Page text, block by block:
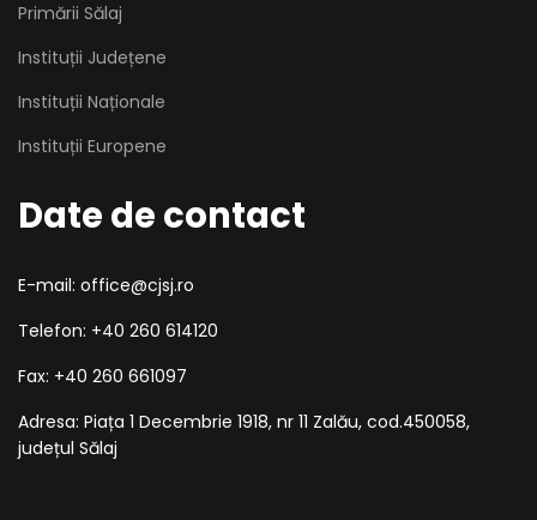
Primării Sălaj
Instituții Județene
Instituții Naționale
Instituții Europene
Date de contact
E-mail: office@cjsj.ro
Telefon: +40 260 614120
Fax: +40 260 661097
Adresa: Piața 1 Decembrie 1918, nr 11 Zalău, cod.450058,
județul Sălaj